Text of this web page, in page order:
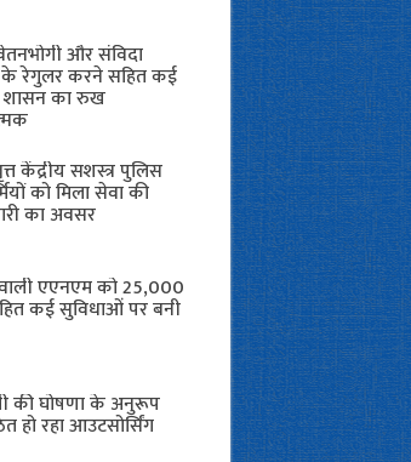
और संविदा
के रेगुलर करने सहित कई
शासन का रुख
केंद्रीय सशस्त्र पुलिस
को मिला सेवा की
का अवसर
एएनएम को 25,000
कई सुविधाओं पर बनी
की घोषणा के अनुरूप
हो रहा आउटसोर्सिंग